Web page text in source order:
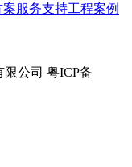
案服务支持工程案例
限公司 粤ICP备